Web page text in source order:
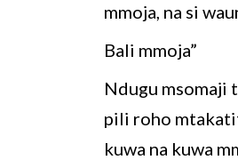
mmoja, na si
Bali mmoja”
Ndugu msomaji
pili roho
kuwa na kuwa